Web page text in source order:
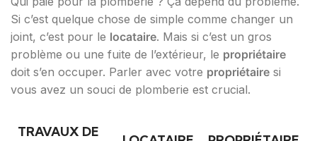
Si c’est quelque chose de simple comme changer un
joint, c’est pour le locataire. Mais si c’est un gros
problème ou une fuite de l’extérieur, le propriétaire
doit s’en occuper. Parler avec votre propriétaire si
vous avez un souci de plomberie est crucial.
TRAVAUX DE